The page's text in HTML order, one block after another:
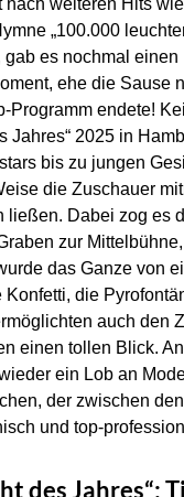
weiteren Hits wie
„100.000
gab es nochmal einen
ehe die Sause
Programm endete!
Jahres“ 2025 in
bis zu jungen
die Zuschauer
ließen. Dabei zog es
zur
das Ganze von
Konfetti, die
auch den
einen tollen Blick.
ein Lob an
der zwischen
und top-
des Jahres“: